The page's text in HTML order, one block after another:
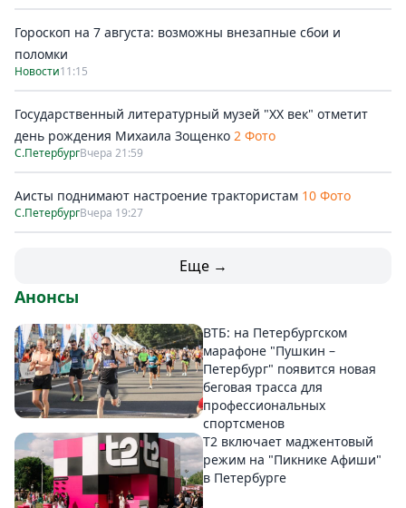
Гороскоп на 7 августа: возможны внезапные сбои и
поломки
Новости11:15
Государственный литературный музей "ХХ век" отметит
день рождения Михаила Зощенко 2 Фото
С.ПетербургВчера 21:59
Аисты поднимают настроение трактористам 10 Фото
С.ПетербургВчера 19:27
Еще →
Анонсы
ВТБ: на Петербургском
марафоне "Пушкин –
Петербург" появится новая
беговая трасса для
профессиональных
спортсменов
Т2 включает маджентовый
режим на "Пикнике Афиши"
в Петербурге